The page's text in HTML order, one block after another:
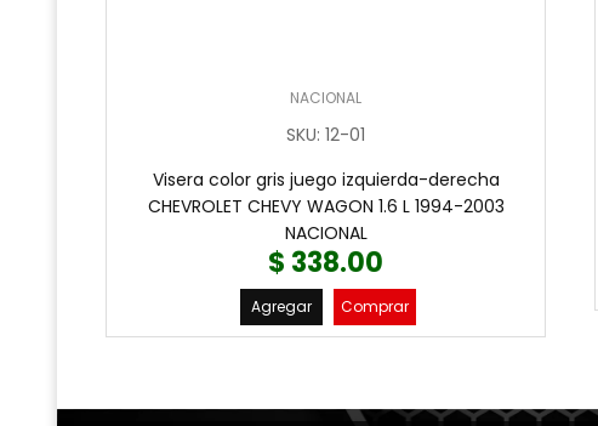
NACIONAL
SKU:12-01
Visera color gris juego izquierda-derecha
CHEVROLET CHEVY WAGON 1.6 L 1994-2003
NACIONAL
$ 338.00
Agregar Comprar